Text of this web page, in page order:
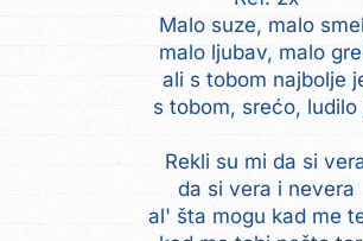
Malo suze, malo
malo ljubav, malo
ali s tobom najbolje
s tobom, srećo, ludilo
Rekli su mi da si
da si vera i nevera
al' šta mogu kad me